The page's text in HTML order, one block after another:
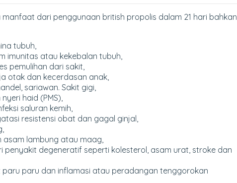
dari penggunaan british propolis dalam 21 hari bahkan
tubuh,
imunitas atau kekebalan tubuh,
pemulihan dari sakit,
otak dan kecerdasan anak,
sariawan. Sakit gigi,
haid (PMS),
saluran kemih,
resistensi obat dan gagal ginjal,
asam lambung atau maag,
penyakit degeneratif seperti kolesterol, asam urat, stroke dan
paru paru dan inflamasi atau peradangan tenggorokan